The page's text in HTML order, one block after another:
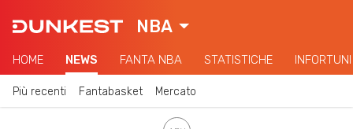
NBA
HOME NEWS FANTA NBA STATISTICHE INFORTUNI
Più recenti Fantabasket Mercato